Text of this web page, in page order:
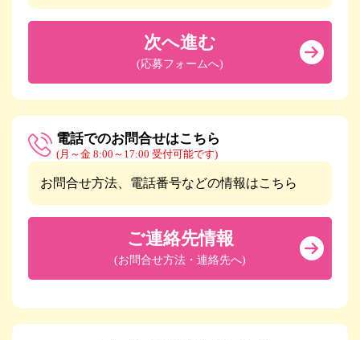
次へ進む
(応募フォームへ)
電話でのお問合せはこちら
(月～金 8:00～17:00 受付可能です)
お問合せ方法、電話番号などの情報はこちら
ご連絡先情報
(お問合せ方法・連絡先へ)